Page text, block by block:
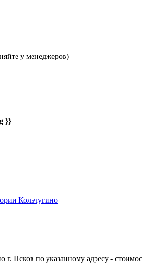
у менеджеров)
}}
Кольчугино
г. Псков по указанному адресу -